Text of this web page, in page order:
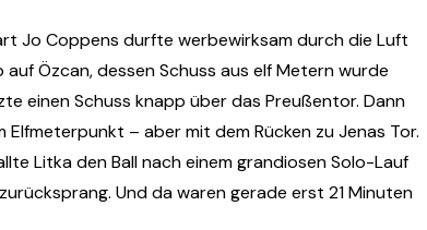
Jo Coppens durfte werbewirksam durch die Luft
Özcan, dessen Schuss aus elf Metern wurde
einen Schuss knapp über das Preußentor. Dann
– aber mit dem Rücken zu Jenas Tor.
Litka den Ball nach einem grandiosen Solo-Lauf
Und da waren gerade erst 21 Minuten